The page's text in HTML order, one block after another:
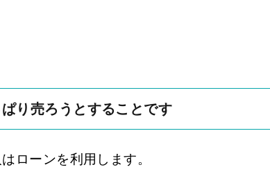
り売ろうとすることです
ローンを利用します。